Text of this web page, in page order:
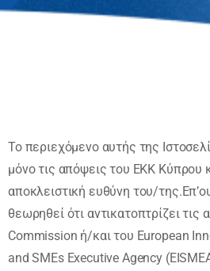
Το περιεχόµενο αυτής της
µόνο τις απόψεις του ΕΚΚ Κύπρου
αποκλειστική ευθύνη του/
θεωρηθεί ότι αντικατοπτρίζει
Commission ή/και του European
and SMEs Executive Agency